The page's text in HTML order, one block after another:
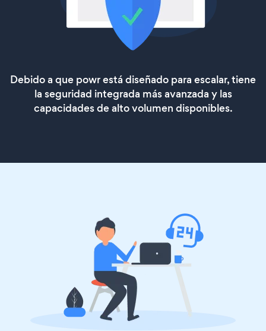
Debido a que powr está diseñado para escalar, tiene
la seguridad integrada más avanzada y las
capacidades de alto volumen disponibles.